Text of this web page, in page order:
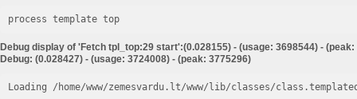
process template top
Debug display of 'Fetch tpl_top:29 start':(0.028155) - (usage: 3698544) - (peak:
Debug: (0.028427) - (usage: 3724008) - (peak: 3775296)
Loading /home/www/zemesvardu.lt/www/lib/classes/